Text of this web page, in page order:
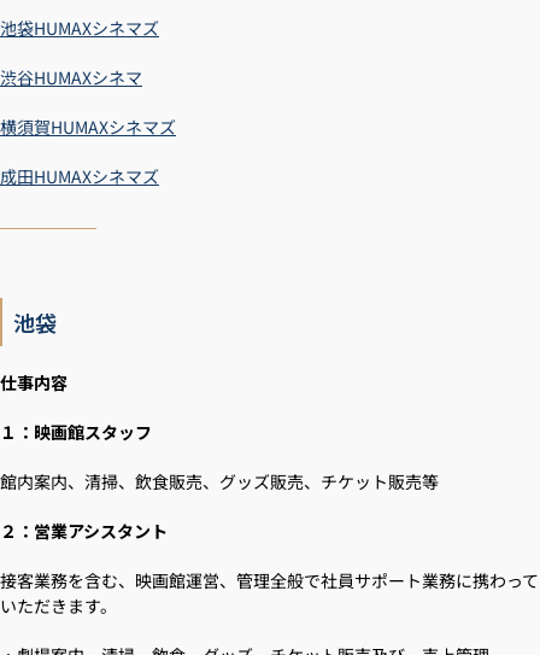
池袋HUMAXシネマズ
渋谷HUMAXシネマ
横須賀HUMAXシネマズ
成田HUMAXシネマズ
池袋
仕事内容
１：映画館スタッフ
館内案内、清掃、飲食販売、グッズ販売、チケット販売等
２：営業アシスタント
接客業務を含む、映画館運営、管理全般で社員サポート業務に携わって
いただきます。